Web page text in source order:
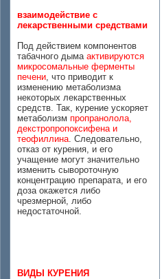
взаимодействие с
лекарственными средствами
Под действием компонентов
табачного дыма активируются
микросомальные ферменты
печени, что приводит к
изменению метаболизма
некоторых лекарственных
средств. Так, курение ускоряет
метаболизм пропранолола,
декстропропоксифена и
теофиллина. Следовательно,
отказ от курения, и его
учащение могут значительно
изменить сывороточную
концентрацию препарата, и его
доза окажется либо
чрезмерной, либо
недостаточной.
ВИДЫ КУРЕНИЯ